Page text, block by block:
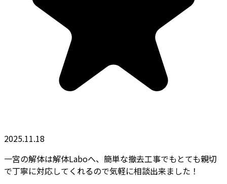
2025.11.18
一宮の解体は解体Laboへ、簡単な撤去工事でもとても親切
で丁寧に対応してくれるので気軽に相談出来ました！